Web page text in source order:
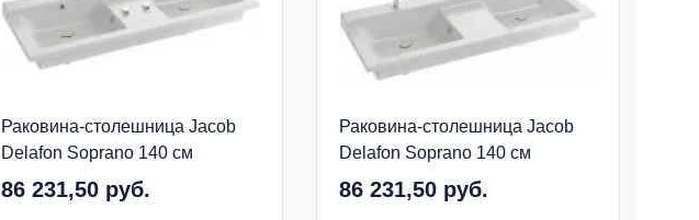
Раковина-столешница Jacob
Delafon Soprano 140 см
EXJ122-00
86 231,50 руб.
Раковина-столешница Jacob
Delafon Soprano 140 см
EXJ112-00
86 231,50 руб.